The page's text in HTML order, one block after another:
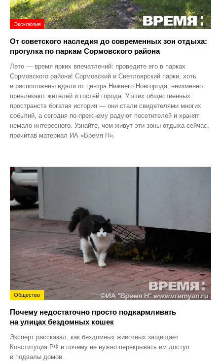
Эксклюзив
От советского наследия до современных зон отдыха:
прогулка по паркам Сормовского района
Лето — время ярких впечатлений: проведите его в парках
Сормовского района! Сормовский и Светлоярский парки, хоть
и расположены вдали от центра Нижнего Новгорода, неизменно
привлекают жителей и гостей города. У этих общественных
пространств богатая история — они стали свидетелями многих
событий, а сегодня по‑прежнему радуют посетителей и хранят
немало интересного. Узнайте, чем живут эти зоны отдыха сейчас,
прочитав материал ИА «Время Н».
Общество
Почему недостаточно просто подкармливать
на улицах бездомных кошек
Эксперт рассказал, как бездомных животных защищает
Конституция РФ и почему не нужно перекрывать им доступ
в подвалы домов.